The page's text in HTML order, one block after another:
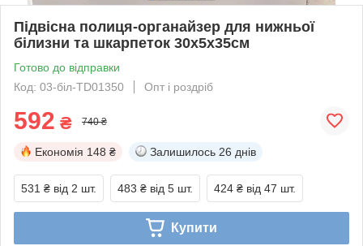
Підвісна полиця-органайзер для нижньої
білизни та шкарпеток 30x5x35см
Готово до відправки
Код: 03-біл-TD01350
Опт і роздріб
592 ₴ 740 ₴
Економія 148 ₴ Залишилось 26 днів
531 ₴ від 2 шт. 483 ₴ від 5 шт. 424 ₴ від 47 шт.
Купити